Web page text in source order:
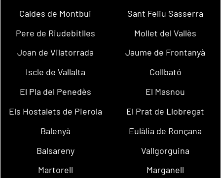
Caldes de Montbui
Sant Feliu Sasserra
Pere de Riudebitlles
Mollet del Vallès
Joan de Vilatorrada
Jaume de Frontanyà
Iscle de Vallalta
Collbató
El Pla del Penedès
El Masnou
Els Hostalets de Pierola
El Prat de Llobregat
Balenyà
Eulàlia de Ronçana
Balsareny
Vallgorguina
Martorell
Marganell